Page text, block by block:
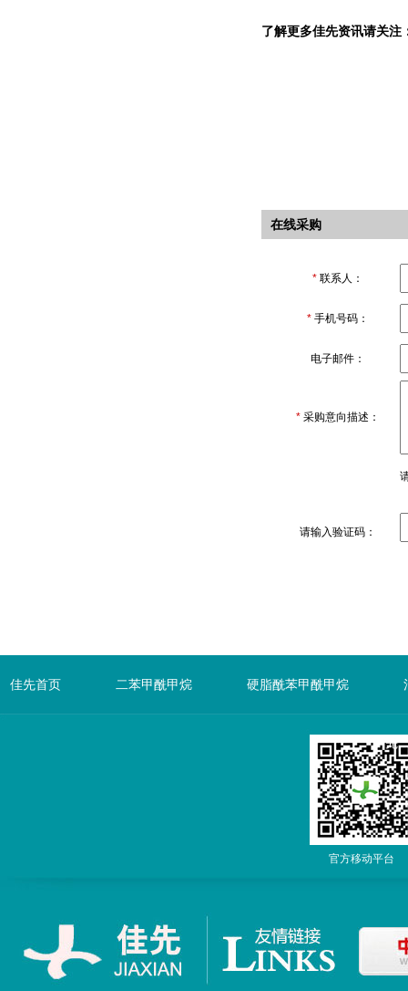
了解更多佳先资讯请关注
在线采购
* 联系人：
* 手机号码：
电子邮件：
* 采购意向描述：
请输入验证码：
佳先首页 二苯甲酰甲烷 硬脂酰苯甲酰甲烷
先
官方移动